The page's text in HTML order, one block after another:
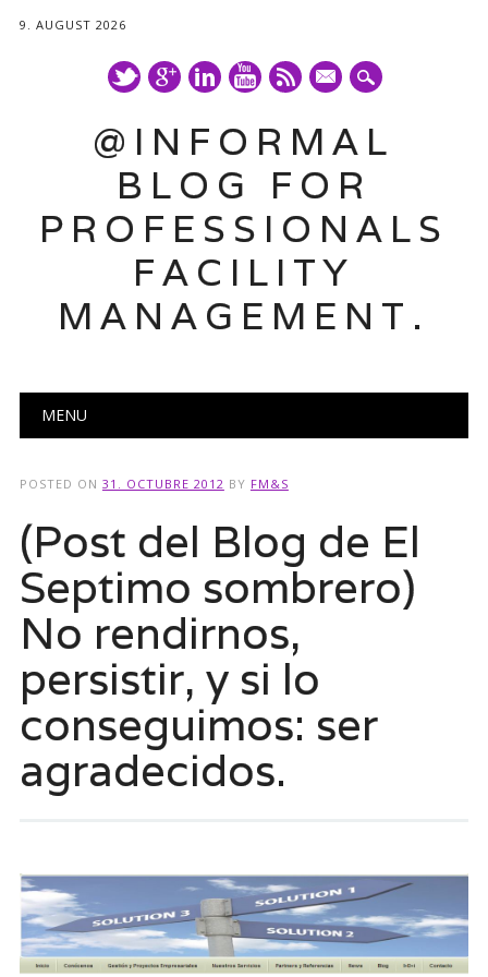
9. AUGUST 2026
mail
@INFORMAL
BLOG FOR
PROFESSIONALS
FACILITY
MANAGEMENT.
Main menu
MENU
POSTED ON 31. OCTUBRE 2012 BY FM&S
(Post del Blog de El
Septimo sombrero)
No rendirnos,
persistir, y si lo
conseguimos: ser
agradecidos.